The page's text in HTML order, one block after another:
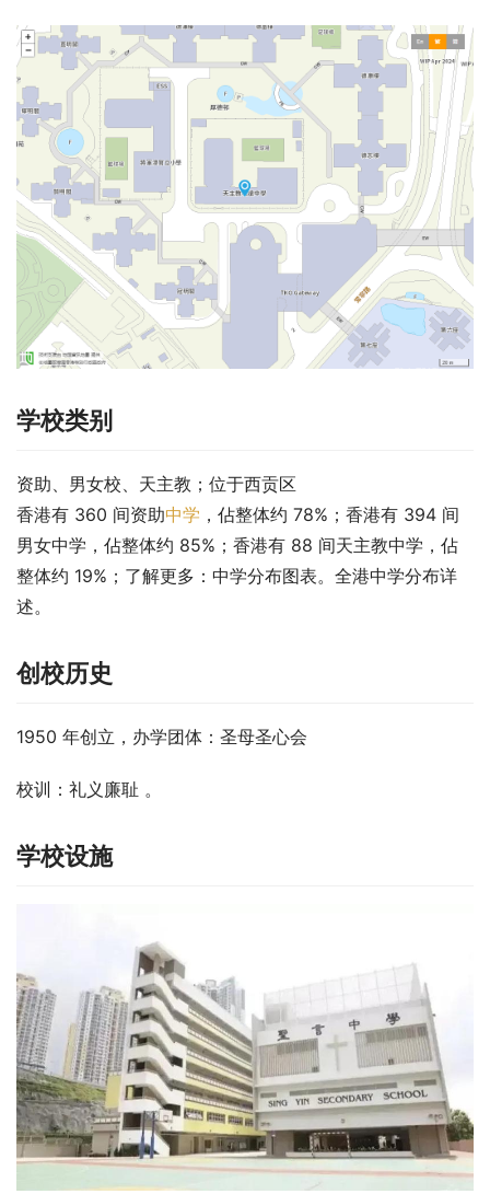
学校类别
资助、男女校、天主教；位于西贡区
香港有 360 间资助中学 ，佔整体约 78%；香港有 394 间
男女中学，佔整体约 85%；香港有 88 间天主教中学，佔
整体约 19%；了解更多：中学分布图表。全港中学分布详
述。
创校历史
1950 年创立，办学团体：圣母圣心会
校训：礼义廉耻 。
学校设施